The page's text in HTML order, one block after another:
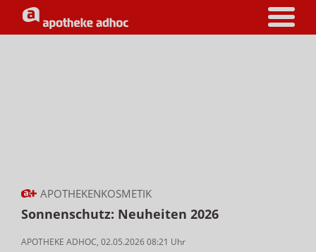
APOTHEKENKOSMETIK
Sonnenschutz: Neuheiten 2026
APOTHEKE ADHOC, 02.05.2026 08:21 Uhr